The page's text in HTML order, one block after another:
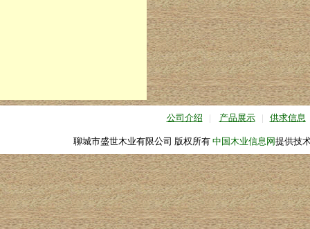
公司介绍 | 产品展示 | 供求信息
聊城市盛世木业有限公司 版权所有 中国木业信息网提供技